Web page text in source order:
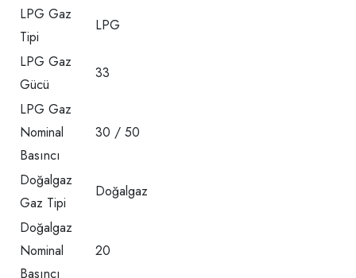
LPG Gaz
Tipi
LPG
LPG Gaz
Gücü
33
LPG Gaz
Nominal
Basıncı
30 / 50
Doğalgaz
Gaz Tipi
Doğalgaz
Doğalgaz
Nominal
Basıncı
20